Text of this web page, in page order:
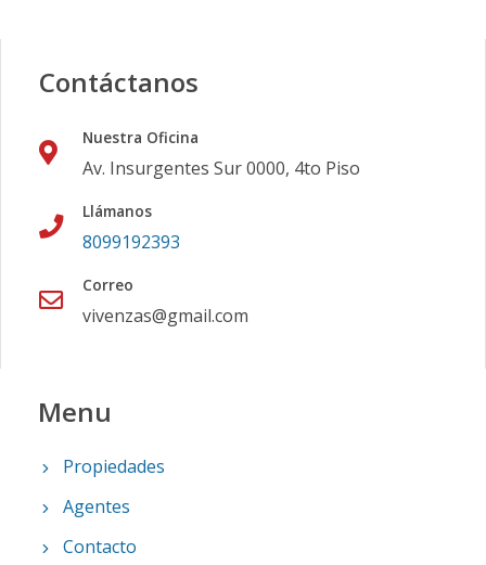
Contáctanos
Nuestra Oficina
Av. Insurgentes Sur 0000, 4to Piso
Llámanos
8099192393
Correo
vivenzas@gmail.com
Menu
Propiedades
Agentes
Contacto